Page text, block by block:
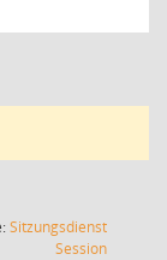
Sitzungsdienst
Session(Wird in